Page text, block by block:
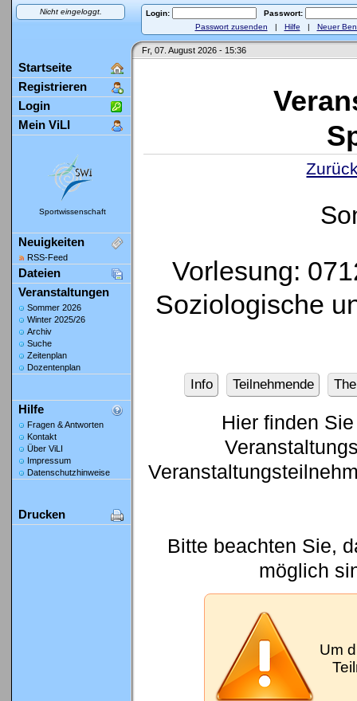
Nicht eingeloggt. Login:
Passwort:
Passwort zusenden | Hilfe | Neuer
Fr, 07. August 2026 - 15:36
Startseite
Registrieren
Login
Mein ViLI
Sportwissenschaft
Neuigkeiten
RSS-Feed
Dateien
Veranstaltungen
Sommer 2026
Winter 2025/26
Archiv
Suche
Zeitenplan
Dozentenplan
Hilfe
Fragen & Antworten
Kontakt
Über ViLI
Impressum
Datenschutzhinweise
Drucken
Vorlesung:
Soziologische
Info Teilnehmende
Hier finden
Bitte beachten Sie,
möglich
Um